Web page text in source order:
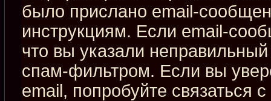
было прислано email-
инструкциям. Если email-
что вы указали
спам-фильтром. Если вы
email, попробуйте связаться